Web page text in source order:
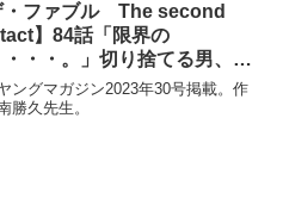
・ファブル The second
】84話「限界の
・・・。」切り捨てる男、チ
を与える男・・・・。
ングマガジン2023年30号掲載。作
勝久先生。